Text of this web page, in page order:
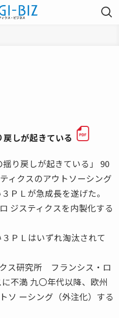
しが起きている
揺り戻しが起きている」 90
ィクスのアウトソーシング
ＰＬが急成長を遂げた。
ジスティクスを内製化する
ＰＬはいずれ淘汰されて
ス研究所 フランシス・ロ
不満 九〇年代以降、欧州
ソ ーシング（外注化）する